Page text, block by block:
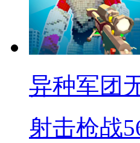
异种军团
射击枪战